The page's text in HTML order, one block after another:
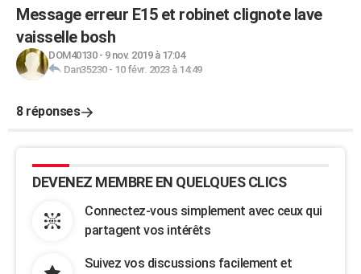
Message erreur E15 et robinet clignote lave
vaisselle bosh
DOM40130- 9 nov. 2019 à 17:04
Dan35230- 10 févr. 2023 à 14:49
8 réponses
DEVENEZ MEMBRE EN QUELQUES CLICS
Connectez-vous simplement avec ceux qui
partagent vos intérêts
Suivez vos discussions facilement et